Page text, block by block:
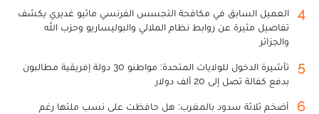
4
العميل السابق في مكافحة التجسس الفرنسي ماثيو غديري يكشف
تفاصيل مثيرة عن روابط نظام الملالي والبوليساريو وحزب الله
والجزائر
5
تأشيرة الدخول للولايات المتحدة: مواطنو 30 دولة إفريقية مطالبون
بدفع كفالة تصل إلى 20 ألف دولار
6
أضخم ثلاثة سدود بالمغرب: هل حافظت على نسب ملئها رغم